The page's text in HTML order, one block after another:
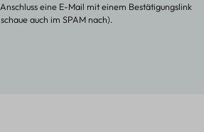
eine E-Mail mit einem Bestätigungslink
auch im SPAM nach).